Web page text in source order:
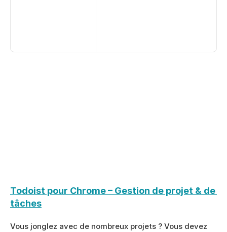
Todoist pour Chrome – Gestion de projet & de
tâches
Vous jonglez avec de nombreux projets ? Vous devez